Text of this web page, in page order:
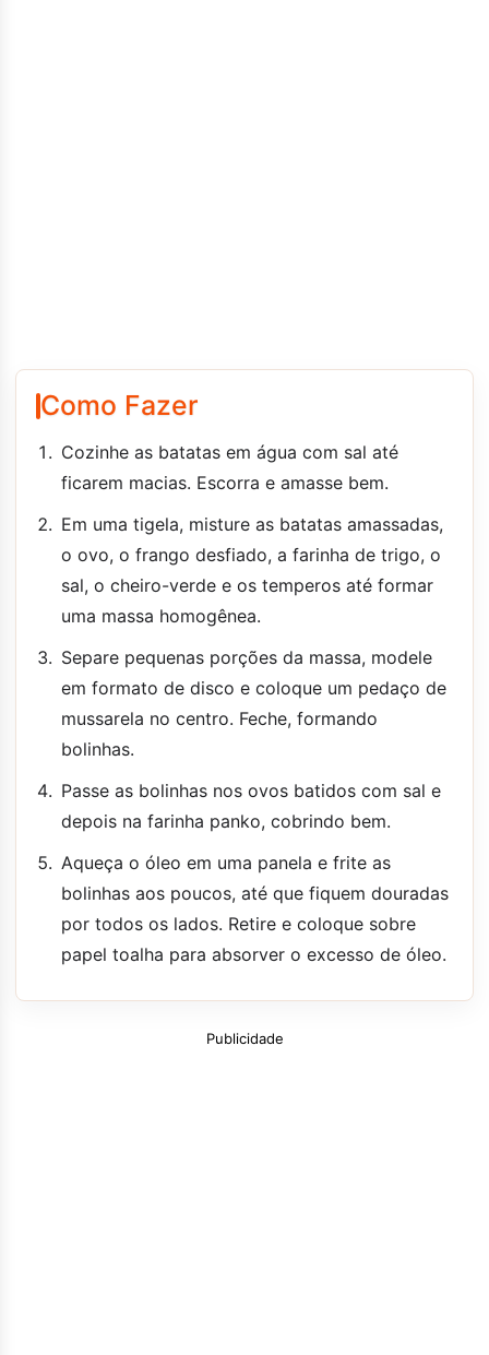
Como Fazer
Cozinhe as batatas em água com sal até
ficarem macias. Escorra e amasse bem.
Em uma tigela, misture as batatas amassadas,
o ovo, o frango desfiado, a farinha de trigo, o
sal, o cheiro-verde e os temperos até formar
uma massa homogênea.
Separe pequenas porções da massa, modele
em formato de disco e coloque um pedaço de
mussarela no centro. Feche, formando
bolinhas.
Passe as bolinhas nos ovos batidos com sal e
depois na farinha panko, cobrindo bem.
Aqueça o óleo em uma panela e frite as
bolinhas aos poucos, até que fiquem douradas
por todos os lados. Retire e coloque sobre
papel toalha para absorver o excesso de óleo.
Publicidade